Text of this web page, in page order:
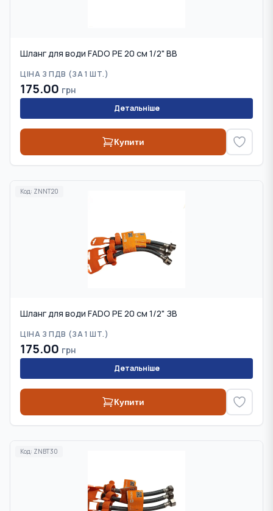
Шланг для води FADO PE 20 см 1/2" ВВ
ЦІНА З ПДВ (ЗА 1 ШТ.)
175.00 грн
Детальніше
Купити
Код: ZNNT20
Шланг для води FADO PE 20 см 1/2" ЗВ
ЦІНА З ПДВ (ЗА 1 ШТ.)
175.00 грн
Детальніше
Купити
Код: ZNBT30